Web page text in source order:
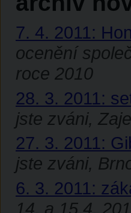
7. 4. 2011:
ocenění
roce 2010
28. 3. 2011:
jste zváni,
27. 3. 2011:
jste zváni,
6. 3. 2011:
14. a 15.4.